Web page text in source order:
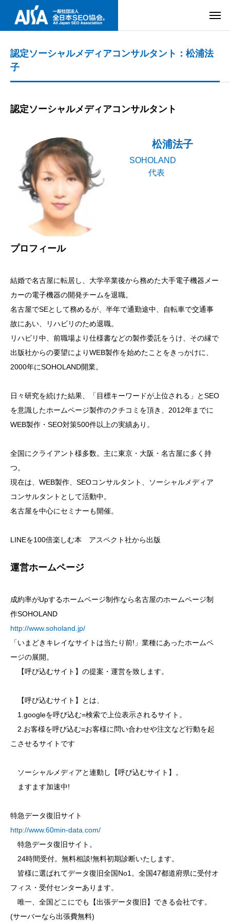
認定ソーシャルメディアコンサルタント：松浦法
子
認定ソーシャルメディアコンサルタント
松浦法子
SOHOLAND
代表
プロフィール
結婚で名古屋に転居し、大学卒業後から務めた大手電子機器メー
カーの電子機器の開発チームを退職。
名古屋でSEとして務めるが、半年で通勤途中、自転車で交通事
故にあい、リハビリのため退職。
リハビリ中、前職場より仕様書などの製作委託をうけ、その縁で
出版社からの要望によりWEB製作を始めたことをきっかけに、
2000年にSOHOLAND開業。
日々研究を続けた結果、「目標キーワードが上位される」とSEO
を意識したホームページ製作のクチコミを頂き、2012年までに
WEB製作・SEO対策500件以上の実績あり。
全国にクライアント様多数。主に東京・大阪・名古屋に多く持
つ。
現在は、WEB製作、SEOコンサルタント、ソーシャルメディア
コンサルタントとして活動中。
名古屋を中心にセミナーも開催。
LINEを100倍楽しむ本 アスペクト社から出版
運営ホームページ
成約率がUpするホームページ制作なら名古屋のホームページ制
作SOHOLAND
http://www.soholand.jp/
「いまどきキレイなサイトは当たり前!」業種にあったホームペ
ージの展開。
【呼び込むサイト】の提案・運営を致します。
【呼び込むサイト】とは、
1.googleを呼び込む=検索で上位表示されるサイト。
2.お客様を呼び込む=お客様に問い合わせや注文など行動を起
こさせるサイトです
ソーシャルメディアと連動し【呼び込むサイト】。
ますます加速中!
特急データ復旧サイト
http://www.60min-data.com/
特急データ復旧サイト。
24時間受付。無料相談!無料初期診断いたします。
皆様に選ばれてデータ復旧全国No1。全国47都道府県に受付オ
フィス・受付センターあります。
唯一、全国どこにでも【出張データ復旧】できる会社です。
(サーバーなら出張費無料)